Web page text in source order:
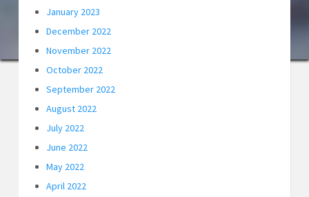
January 2023
December 2022
November 2022
October 2022
September 2022
August 2022
July 2022
June 2022
May 2022
April 2022